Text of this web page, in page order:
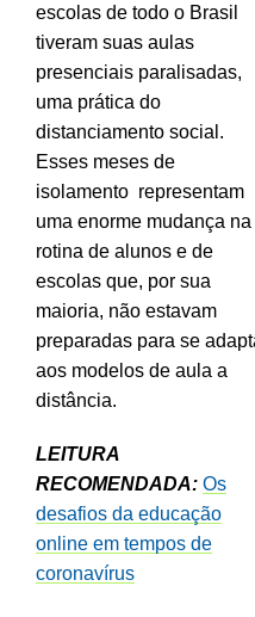
escolas de todo o Brasil
tiveram suas aulas
presenciais paralisadas,
uma prática do
distanciamento social.
Esses meses de
isolamento representam
uma enorme mudança na
rotina de alunos e de
escolas que, por sua
maioria, não estavam
preparadas para se
aos modelos de aula a
distância.
LEITURA
RECOMENDADA: Os
desafios da educação
online em tempos de
coronavírus